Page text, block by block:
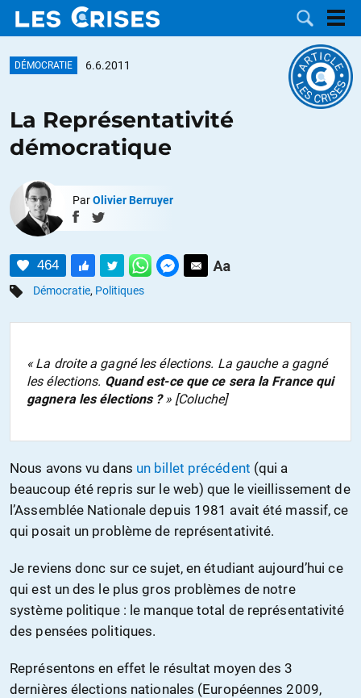
LES
DOSSIERS
CATÉGORIES
MOTS CLÉS
NOUS
CONTACTER
FAIRE UN
DÉMOCRATIE 6.6.2011
La Représentativité
démocratique
ParOlivier Berruyer
464
Démocratie, Politiques
« La droite a gagné les élections. La gauche a gagné
les élections. Quand est-ce que ce sera la France qui
gagnera les élections ?» [Coluche]
Nous avons vu dans un billet précédent (qui a
beaucoup été repris sur le web) que le vieillissement de
l’Assemblée Nationale depuis 1981 avait été massif, ce
qui posait un problème de représentativité.
Je reviens donc sur ce sujet, en étudiant aujourd’hui ce
qui est un des le plus gros problèmes de notre
système politique : le manque total de représentativité
des pensées politiques.
Représentons en effet le résultat moyen des 3
dernières élections nationales (Européennes 2009,